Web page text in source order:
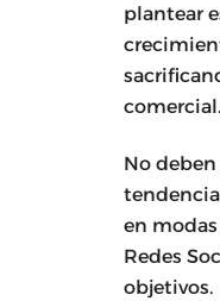
plantear
comercial.
No
en
Redes
objetivos.